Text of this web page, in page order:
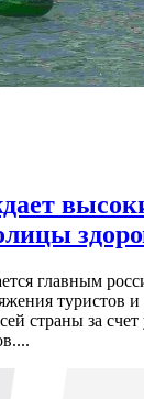
главным
туристов и
страны за